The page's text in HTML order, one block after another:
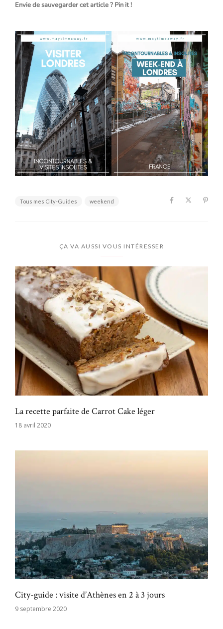
Envie de sauvegarder cet article ? Pin it !
Tous mes City-Guides weekend
ÇA VA AUSSI VOUS INTÉRESSER
La recette parfaite de Carrot Cake léger
18 avril 2020
City-guide : visite d’Athènes en 2 à 3 jours
9 septembre 2020